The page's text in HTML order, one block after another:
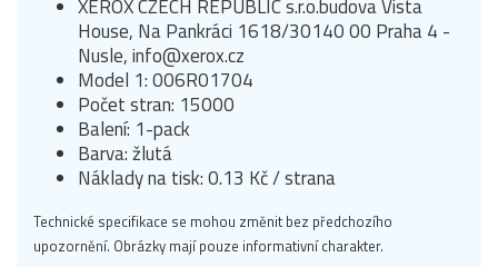
XEROX CZECH REPUBLIC s.r.o.budova Vista
House, Na Pankráci 1618/30140 00 Praha 4 -
Nusle, info@xerox.cz
Model 1: 006R01704
Počet stran: 15000
Balení: 1-pack
Barva: žlutá
Náklady na tisk: 0.13 Kč / strana
Technické specifikace se mohou změnit bez předchozího
upozornění. Obrázky mají pouze informativní charakter.